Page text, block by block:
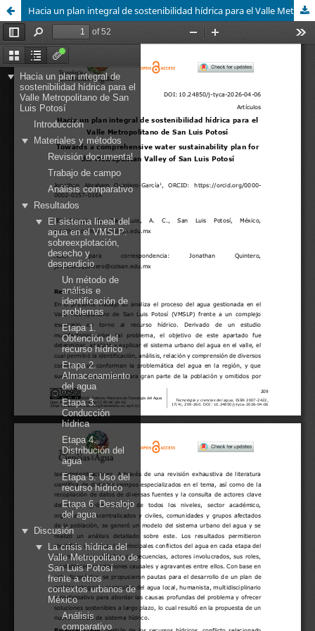
Hacia un plan integral de sostenibilidad hídrica para el Valle Metropolitano de San Luis Potosí